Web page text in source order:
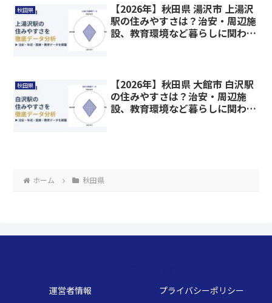
秋田県
【2026年】秋田県 湯沢市 上湯沢
駅の住みやすさは？治安・周辺施
設、教育環境など暮らしに関わる
秋田県
【2026年】秋田県 大館市 白沢駅
の住みやすさは？治安・周辺施
設、教育環境など暮らしに関わる
ホーム 秋田県
運営者情報
プライバシーポリシー